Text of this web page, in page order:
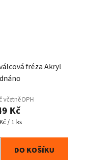
fréza Akryl
včetně DPH
Kč
/ 1 ks
DO KOŠÍKU